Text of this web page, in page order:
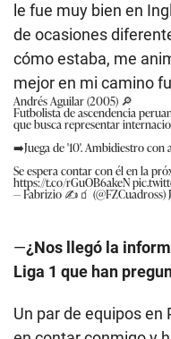
le fue muy bien en
de ocasiones
cómo estaba, me
mejor en mi camino
Andrés Aguilar (2005) 🔎
Futbolista de ascendencia
que busca representar
➡️Juega de '10'. Ambidiestro con
Se espera contar con él en la
https://t.co/rGuOB6akeN
— Fabrizio ✍️🧃 (@FZCuadross)
—¿Nos llegó la
Liga 1 que han
Un par de equipos